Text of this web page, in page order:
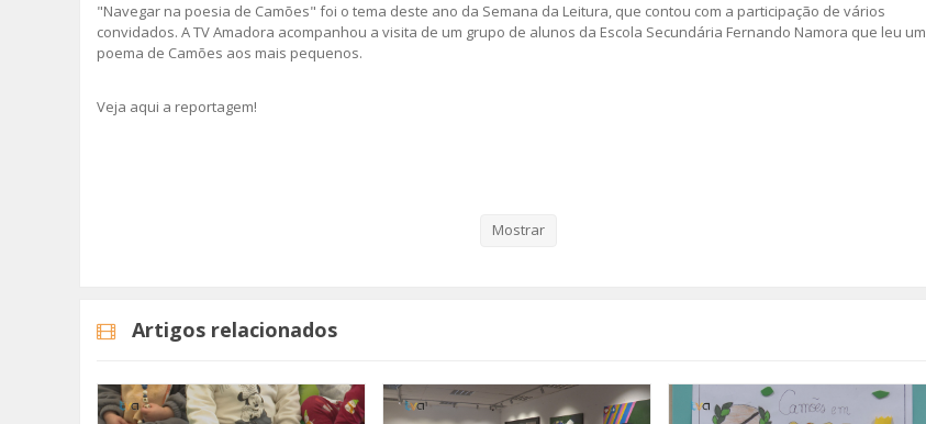
"Navegar na poesia de Camões" foi o tema deste ano da Semana da Leitura, que contou com a participação de vários
convidados. A TV Amadora acompanhou a visita de um grupo de alunos da Escola Secundária Fernando Namora que leu um
poema de Camões aos mais pequenos.
Veja aqui a reportagem!
Mostrar
Artigos relacionados